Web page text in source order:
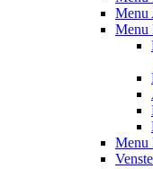
Menu
Menu
Menu